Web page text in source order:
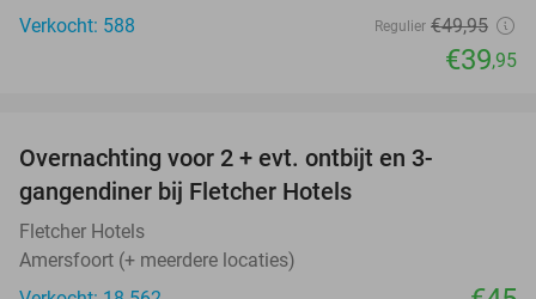
Verkocht: 588
Regulier €49,95
€39,95
Overnachting voor 2 + evt. ontbijt en 3-
gangendiner bij Fletcher Hotels
Fletcher Hotels
Amersfoort (+ meerdere locaties)